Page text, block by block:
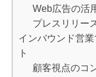
Web広告の活
プレスリリー
インバウンド営
ト
顧客視点のコ